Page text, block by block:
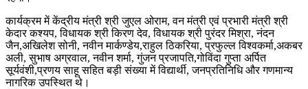
कार्यक्रम में केंद्रीय मंत्री श्री जुएल ओराम, वन मंत्री एवं प्रभारी मंत्री श्री
केदार कश्यप, विधायक श्री किरण देव, विधायक श्री पुरंदर मिश्रा, नंदन
जैन,अखिलेश सोनी, नवीन मार्कण्डेय,राहुल ठिकरिया, प्रफुल्ल विश्वकर्मा,अकबर
अली, सुभाष अग्रवाल, नवीन शर्मा, गुंजन प्रजापति,गोविंदा गुप्ता अर्पित
सूर्यवंशी,प्रणय साहू सहित बड़ी संख्या में विद्यार्थी, जनप्रतिनिधि और गणमान्य
नागरिक उपस्थित थे।